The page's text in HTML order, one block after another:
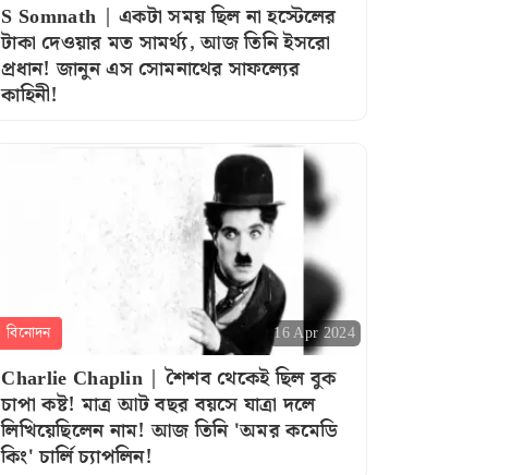
S Somnath | একটা সময় ছিল না হস্টেলের
টাকা দেওয়ার মত সামর্থ্য, আজ তিনি ইসরো
প্রধান! জানুন এস সোমনাথের সাফল্যের
কাহিনী!
বিনোদন 16 Apr 2024
Charlie Chaplin | শৈশব থেকেই ছিল বুক
চাপা কষ্ট! মাত্র আট বছর বয়সে যাত্রা দলে
লিখিয়েছিলেন নাম! আজ তিনি 'অমর কমেডি
কিং' চার্লি চ্যাপলিন!